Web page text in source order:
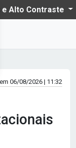
e Alto Contraste
06/08/2026 | 11:32